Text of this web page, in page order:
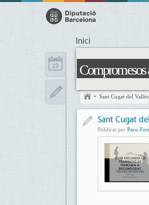
Inici
Compromesos
Sant Cugat del Vallès
Sant Cugat
Publicat per Paco